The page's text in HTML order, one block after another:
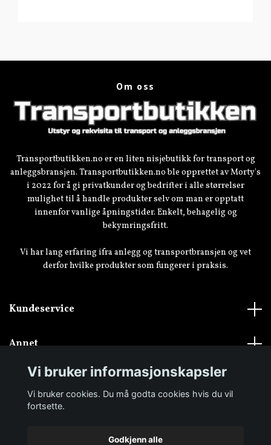
Om oss
Transportbutikken.no er en liten nisjebutikk for transport og
anleggsbransjen. Transportbutikken.no ble opprettet av Morty's
i 2022 for å gi privatkunder og bedrifter i alle størrelser
mulighet til å handle produkter selv om man er opptatt
innenfor vanlige åpningstider. Enkelt, behagelig og
bekymringsfritt.
Vi har lang erfaring ifra anlegg og transportbransjen og vet
derfor hvilke produkter som fungerer i praksis.
Kundeservice
Annet
Vi bruker informasjonskapsler
Vi bruker cookies. Du må godta cookies hvis du vil
fortsette.
Godkjenn alle